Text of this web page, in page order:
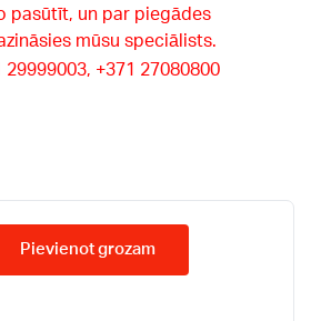
pasūtīt, un par piegādes
mūsu speciālists.
+371 27080800
Pievienot grozam